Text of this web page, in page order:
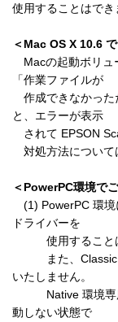
使用することはでき
＜Mac OS X 10.6
Macの起動ボリュ
「作業ファイルが
作成できなかった
と、エラーが表示
されて EPSON
対処方法について
＜PowerPC環境で
(1) PowerPC 環境
ドライバーを
使用することは
また、Classic 環
いたしません。
Native 環境専用
動しない状態で